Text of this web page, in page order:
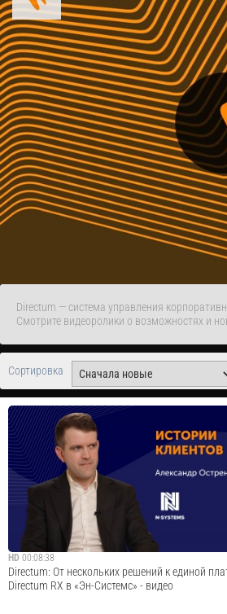
Directum — система управления
Смотрите видеоролики о возможностях и
Сортировка
HD 00:08:38
Directum: От нескольких решений к единой
Directum RX в «Эн-Системс» - видео